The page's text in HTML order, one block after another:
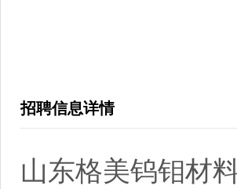
招聘信息详情
山东格美钨钼材